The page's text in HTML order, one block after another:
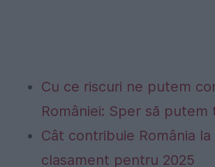
Cu ce riscuri ne putem
României: Sper să
Cât contribuie România
clasament pentru 2025